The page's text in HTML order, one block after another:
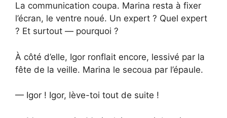
La communication coupa. Marina resta à fixer
l’écran, le ventre noué. Un expert ? Quel expert
? Et surtout — pourquoi ?
À côté d’elle, Igor ronflait encore, lessivé par la
fête de la veille. Marina le secoua par l’épaule.
— Igor ! Igor, lève-toi tout de suite !